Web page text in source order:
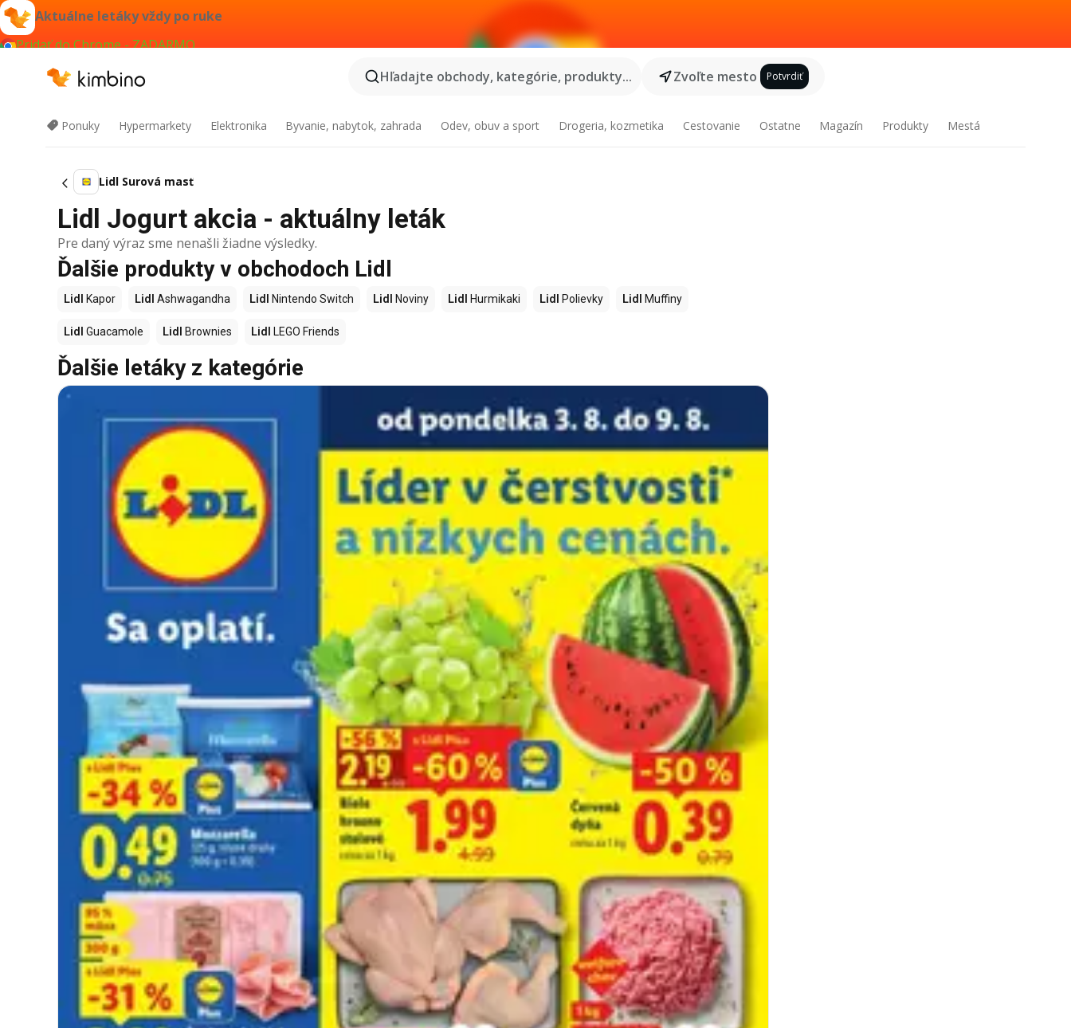
Aktuálne letáky vždy po ruke
Pridať do Chrome - ZADARMO
Hľadajte obchody, kategórie, produkty...
Zvoľte mesto Potvrdiť
Ponuky Hypermarkety Elektronika Byvanie, nabytok, zahrada Odev, obuv a sport Drogeria, kozmetika Cestovanie Ostatne Magazín Produkty Mestá
Lidl Surová masť
Lidl Jogurt akcia - aktuálny leták
Pre daný výraz sme nenašli žiadne výsledky.
Ďalšie produkty v obchodoch Lidl
Lidl Kapor Lidl Ashwagandha Lidl Nintendo Switch Lidl Noviny Lidl Hurmikaki Lidl Polievky Lidl Muffiny
Lidl Guacamole Lidl Brownies Lidl LEGO Friends
Ďalšie letáky z kategórie